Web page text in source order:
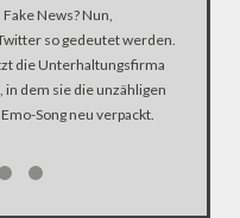
News? Nun,
so gedeutet werden.
die Unterhaltungsfirma
in dem sie die unzähligen
Song neu verpackt.